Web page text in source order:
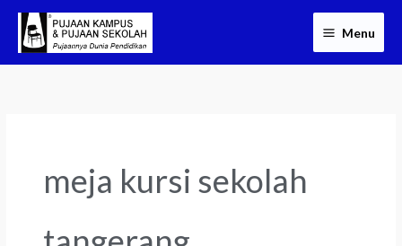
Skip
content
Menu
meja kursi sekolah